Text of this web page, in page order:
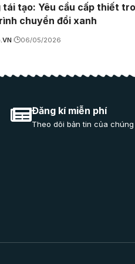
tái tạo: Yêu cầu cấp thiết
chuyển đổi xanh
06/05/2026
Đăng kí miễn phí
Theo dõi bản tin của chúng